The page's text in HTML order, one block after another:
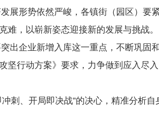
展形势依然严峻，各镇街（园区）要
难，以崭新姿态迎接新的发展与挑战。
出企业新增入库这一重点，不断巩固
坚行动方案》要求，力争做到应入尽
刺、开局即决战”的决心，精准分析